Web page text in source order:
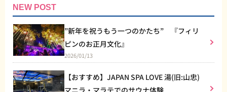
NEW POST
”新年を祝うもう一つのかたち” 『フィリ
ピンのお正月文化』
2026/01/13
【おすすめ】JAPAN SPA LOVE 湯(旧:山忠)
マニラ・マラテでのサウナ体験